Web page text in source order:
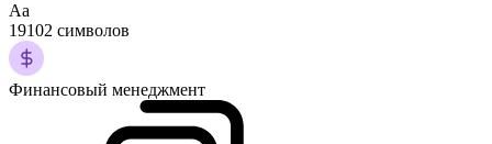
Аа
19102 символов
Финансовый менеджмент